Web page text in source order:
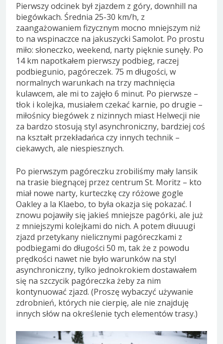
Pierwszy odcinek był zjazdem z góry, downhill na
biegówkach. Średnia 25-30 km/h, z
zaangażowaniem fizycznym mocno mniejszym niż
to na wspinaczce na jakuszycki Samolot. Po prostu
miło: słoneczko, weekend, narty pięknie sunęły. Po
14 km napotkałem pierwszy podbieg, raczej
podbiegunio, pagóreczek. 75 m długości, w
normalnych warunkach na trzy machnięcia
kulawcem, ale mi to zajęło 6 minut. Po pierwsze –
tłok i kolejka, musiałem czekać karnie, po drugie –
miłośnicy biegówek z nizinnych miast Helwecji nie
za bardzo stosują styl asynchroniczny, bardziej coś
na kształt przekładańca czy innych technik –
ciekawych, ale niespiesznych.
Po pierwszym pagóreczku zrobiliśmy mały lansik
na trasie biegnącej przez centrum St. Moritz – kto
miał nowe narty, kurteczkę czy różowe gogle
Oakley a la Klaebo, to była okazja się pokazać. I
znowu pojawiły się jakieś mniejsze pagórki, ale już
z mniejszymi kolejkami do nich. A potem dłuuugi
zjazd przetykany nielicznymi pagóreczkami z
podbiegami do długości 50 m, tak że z powodu
prędkości nawet nie było warunków na styl
asynchroniczny, tylko jednokrokiem dostawałem
się na szczycik pagóreczka żeby za nim
kontynuować zjazd. (Proszę wybaczyć używanie
zdrobnień, których nie cierpię, ale nie znajduję
innych słów na określenie tych elementów trasy.)